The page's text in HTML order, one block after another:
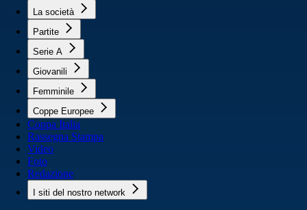
La società
Partite
Serie A
Giovanili
Femminile
Coppe Europee
Coppa Italia
Rassegna Stampa
Video
Foto
Redazione
I siti del nostro network